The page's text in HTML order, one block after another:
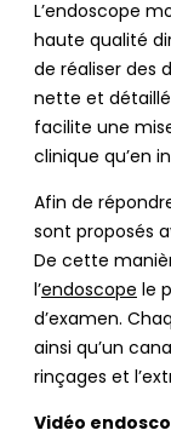
L’endoscope
haute qualité
de réaliser des
nette et
facilite une
clinique qu’en
Afin de
sont proposés
De cette
l’endoscope le
d’examen.
ainsi qu’un
rinçages et
Vidéo